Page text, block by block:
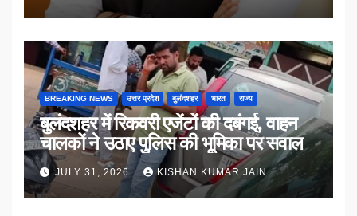
BREAKING NEWS उत्तर प्रदेश बुलंदशहर भारत राज्य
बुलंदशहर में रिकवरी एजेंटों की दबंगई, वाहन
चालकों ने उठाए पुलिस की भूमिका पर सवाल
JULY 31, 2026 KISHAN KUMAR JAIN